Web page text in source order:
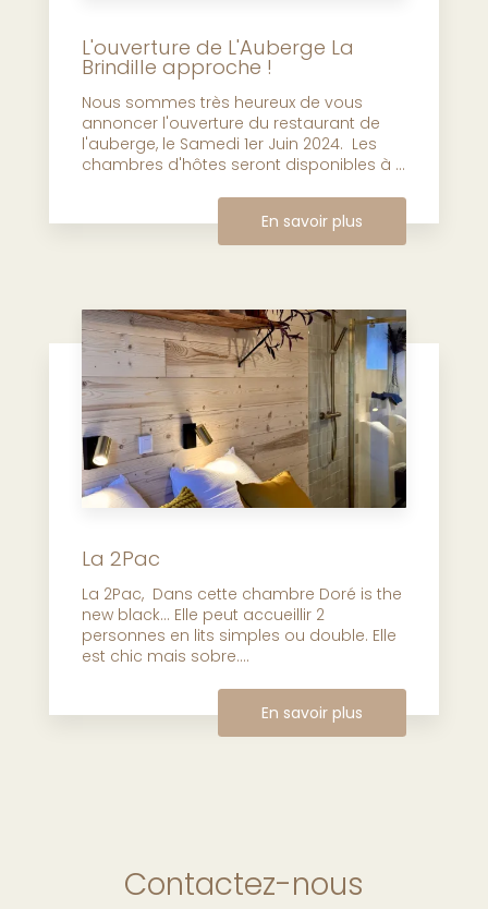
L'ouverture de L'Auberge La
Brindille approche !
Nous sommes très heureux de vous
annoncer l'ouverture du restaurant de
l'auberge, le Samedi 1er Juin 2024. Les
chambres d'hôtes seront disponibles à ...
En savoir plus
La 2Pac
La 2Pac, Dans cette chambre Doré is the
new black… Elle peut accueillir 2
personnes en lits simples ou double. Elle
est chic mais sobre....
En savoir plus
Contactez-nous